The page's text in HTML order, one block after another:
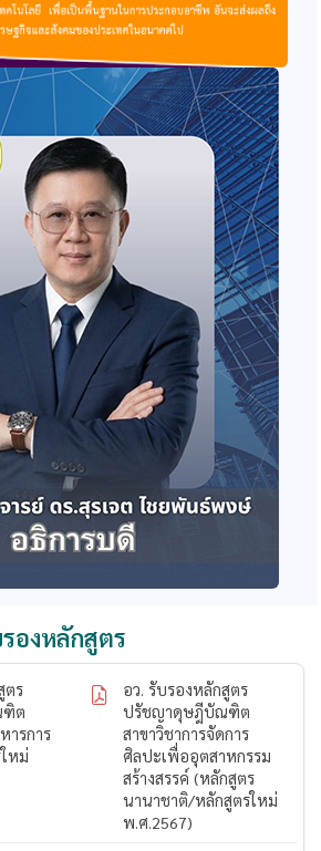
รองหลักสูตร
ตร
ต
ารการ
หม่
อว. รับรองหลักสูตร
ปรัชญาดุษฎีบัณฑิต
สาขาวิชาการจัดการ
ศิลปะเพื่ออุตสาหกรรม
สร้างสรรค์ (หลักสูตร
นานาชาติ/หลักสูตรใหม่
พ.ศ.2567)